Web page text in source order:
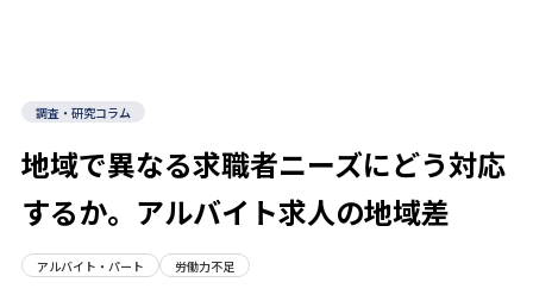
調査・研究コラム
地域で異なる求職者ニーズにどう対応
するか。アルバイト求人の地域差
アルバイト・パート 労働力不足